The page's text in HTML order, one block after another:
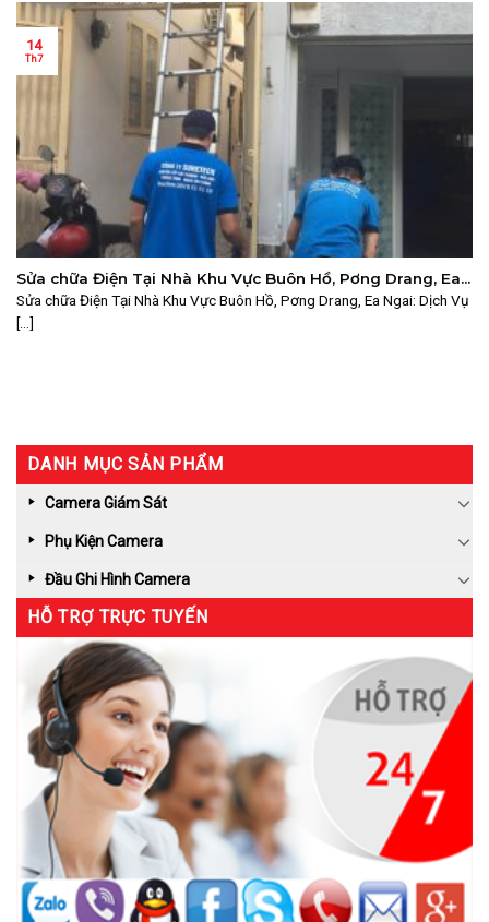
Sửa chữa Điện Tại Nhà Khu Vực Buôn Hồ, Pơng Drang, Ea
Ngai: Dịch Vụ Chuyên Nghiệp 2025 | SURETECH
Sửa chữa Điện Tại Nhà Khu Vực Buôn Hồ, Pơng Drang, Ea Ngai: Dịch Vụ
[...]
14
Th7
DANH MỤC SẢN PHẨM
Camera Giám Sát
Phụ Kiện Camera
Đầu Ghi Hình Camera
HỖ TRỢ TRỰC TUYẾN